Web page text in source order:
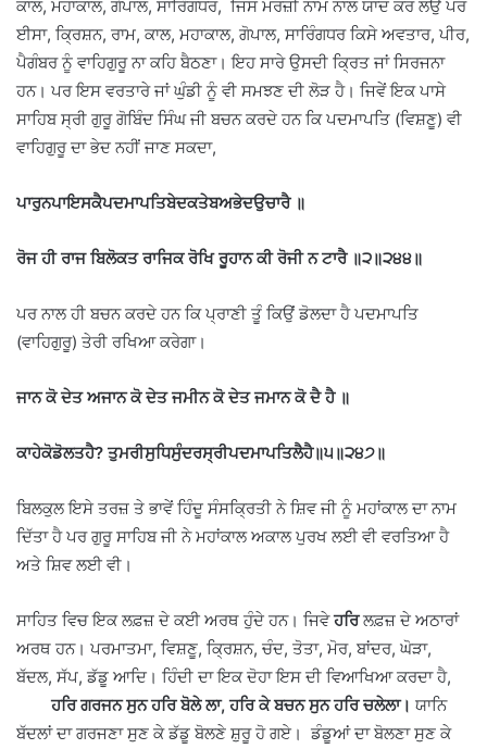
ਕਾਲ, ਮਹਾਕਾਲ, ਗੋਪਾਲ, ਸਾਰਿੰਗਧਰ, ਜਿਸ ਮਰਜ਼ੀ ਨਾਮ ਨਾਲ ਯਾਦ ਕਰ ਲਉ ਪਰ
ਈਸਾ, ਕ੍ਰਿਸ਼ਨ, ਰਾਮ, ਕਾਲ, ਮਹਾਕਾਲ, ਗੋਪਾਲ, ਸਾਰਿੰਗਧਰ ਕਿਸੇ ਅਵਤਾਰ, ਪੀਰ,
ਪੈਗੰਬਰ ਨੂੰ ਵਾਹਿਗੁਰੂ ਨਾ ਕਹਿ ਬੈਠਣਾ। ਇਹ ਸਾਰੇ ਉਸਦੀ ਕ੍ਰਿਤ ਜਾਂ ਸਿਰਜਨਾ
ਹਨ। ਪਰ ਇਸ ਵਰਤਾਰੇ ਜਾਂ ਘੁੰਡੀ ਨੂੰ ਵੀ ਸਮਝਣ ਦੀ ਲੋੜ ਹੈ। ਜਿਵੇਂ ਇਕ ਪਾਸੇ
ਸਾਹਿਬ ਸ੍ਰੀ ਗੁਰੂ ਗੋਬਿੰਦ ਸਿੰਘ ਜੀ ਬਚਨ ਕਰਦੇ ਹਨ ਕਿ ਪਦਮਾਪਤਿ (ਵਿਸ਼ਣੂ) ਵੀ
ਵਾਹਿਗੁਰੂ ਦਾ ਭੇਦ ਨਹੀਂ ਜਾਣ ਸਕਦਾ,
ਪਾਰੁਨਪਾਇਸਕੈਪਦਮਾਪਤਿਬੇਦਕਤੇਬਅਭੇਦਉਚਾਰੈ॥
ਰੋਜ ਹੀ ਰਾਜ ਬਿਲੋਕਤ ਰਾਜਿਕ ਰੋਖਿ ਰੂਹਾਨ ਕੀ ਰੋਜੀ ਨ ਟਾਰੈ ॥੨॥੨੪੪॥
ਪਰ ਨਾਲ ਹੀ ਬਚਨ ਕਰਦੇ ਹਨ ਕਿ ਪ੍ਰਾਣੀ ਤੂੰ ਕਿਉਂ ਡੋਲਦਾ ਹੈ ਪਦਮਾਪਤਿ
(ਵਾਹਿਗੁਰੂ) ਤੇਰੀ ਰਖਿਆ ਕਰੇਗਾ।
ਜਾਨ ਕੋ ਦੇਤ ਅਜਾਨ ਕੋ ਦੇਤ ਜਮੀਨ ਕੋ ਦੇਤ ਜਮਾਨ ਕੋ ਦੈ ਹੈ ॥
ਕਾਹੇਕੋਡੋਲਤਹੈ? ਤੁਮਰੀਸੁਧਿਸੁੰਦਰਸ੍ਰੀਪਦਮਾਪਤਿਲੈਹੈ॥੫ ॥੨੪੭॥
ਬਿਲਕੁਲ ਇਸੇ ਤਰਜ਼ ਤੇ ਭਾਵੇਂ ਹਿੰਦੂ ਸੰਸਕ੍ਰਿਤੀ ਨੇ ਸ਼ਿਵ ਜੀ ਨੂੰ ਮਹਾਂਕਾਲ ਦਾ ਨਾਮ
ਦਿੱਤਾ ਹੈ ਪਰ ਗੁਰੂ ਸਾਹਿਬ ਜੀ ਨੇ ਮਹਾਂਕਾਲ ਅਕਾਲ ਪੁਰਖ ਲਈ ਵੀ ਵਰਤਿਆ ਹੈ
ਅਤੇ ਸ਼ਿਵ ਲਈ ਵੀ।
ਸਾਹਿਤ ਵਿਚ ਇਕ ਲਫ਼ਜ਼ ਦੇ ਕਈ ਅਰਥ ਹੁੰਦੇ ਹਨ। ਜਿਵੇਹਰਿਲਫ਼ਜ਼ ਦੇ ਅਠਾਰਾਂ
ਅਰਥ ਹਨ। ਪਰਮਾਤਮਾ, ਵਿਸ਼ਣੂ, ਕ੍ਰਿਸ਼ਨ, ਚੰਦ, ਤੋਤਾ, ਮੋਰ, ਬਾਂਦਰ, ਘੋੜਾ,
ਬੱਦਲ, ਸੱਪ, ਡੱਡੂ ਆਦਿ। ਹਿੰਦੀ ਦਾ ਇਕ ਦੋਹਾ ਇਸ ਦੀ ਵਿਆਖਿਆ ਕਰਦਾ ਹੈ,
ਹਰਿ ਗਰਜਨ ਸੁਨ ਹਰਿ ਬੋਲੇ ਲਾ, ਹਰਿ ਕੇ ਬਚਨ ਸੁਨ ਹਰਿ ਚਲੇਲਾ। ਯਾਨਿ
ਬੱਦਲਾਂ ਦਾ ਗਰਜਣਾ ਸੁਣ ਕੇ ਡੱਡੂ ਬੋਲਣੇ ਸ਼ੁਰੂ ਹੋ ਗਏ। ਡੰਡੂਆਂ ਦਾ ਬੋਲਣਾ ਸੁਣ ਕੇ